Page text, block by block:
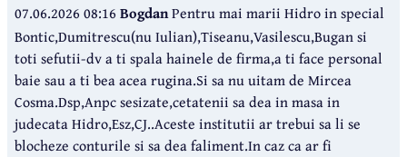
07.06.2026 08:16 BogdanPentru mai marii Hidro in special
Bontic,Dumitrescu(nu Iulian),Tiseanu,Vasilescu,Bugan si
toti sefutii-dv a ti spala hainele de firma,a ti face personal
baie sau a ti bea acea rugina.Si sa nu uitam de Mircea
Cosma.Dsp,Anpc sesizate,cetatenii sa dea in masa in
judecata Hidro,Esz,CJ..Aceste institutii ar trebui sa li se
blocheze conturile si sa dea faliment.In caz ca ar fi